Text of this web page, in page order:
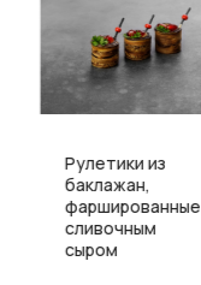
Рулетики из
баклажан,
фаршированные
сливочным
сыром